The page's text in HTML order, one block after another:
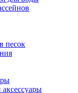
песок